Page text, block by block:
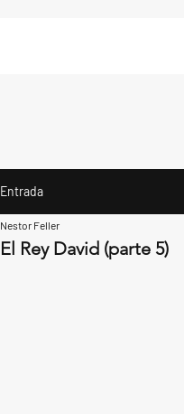
Entrada
El Rey David (parte 5)
Nestor Feller